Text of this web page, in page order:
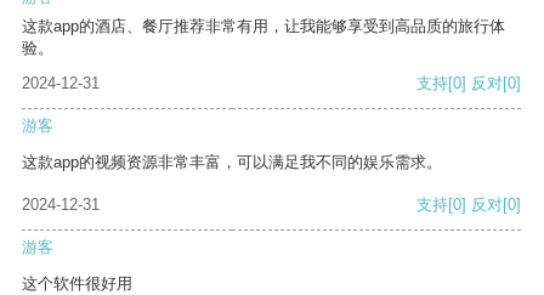
这款app的酒店、餐厅推荐非常有用，让我能够享受到高品质的旅行体
验。
2024-12-31
支持[0] 反对[0]
游客
这款app的视频资源非常丰富，可以满足我不同的娱乐需求。
2024-12-31 支持[0] 反对[0]
游客
这个软件很好用